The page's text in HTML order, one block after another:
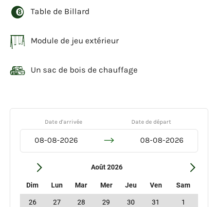
Table de Billard
Module de jeu extérieur
Un sac de bois de chauffage
Date d'arrivée Date de départ
Août 2026
Dim Lun Mar Mer Jeu Ven Sam
26 27 28 29 30 31 1